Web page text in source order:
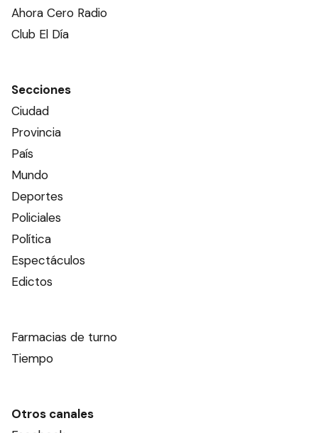
Ahora Cero Radio
Club El Día
Secciones
Ciudad
Provincia
País
Mundo
Deportes
Policiales
Política
Espectáculos
Edictos
Farmacias de turno
Tiempo
Otros canales